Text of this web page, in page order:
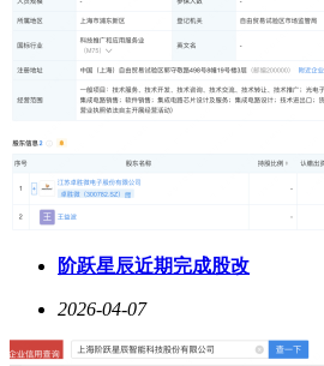
阶跃星辰近期完成股改
2026-04-07